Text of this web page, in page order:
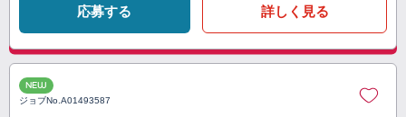
応募する 詳しく見る
NEW
ジョブNo.A01493587